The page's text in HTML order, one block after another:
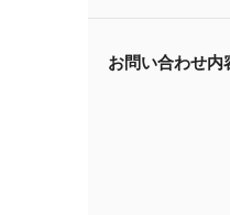
お問い合わせ内